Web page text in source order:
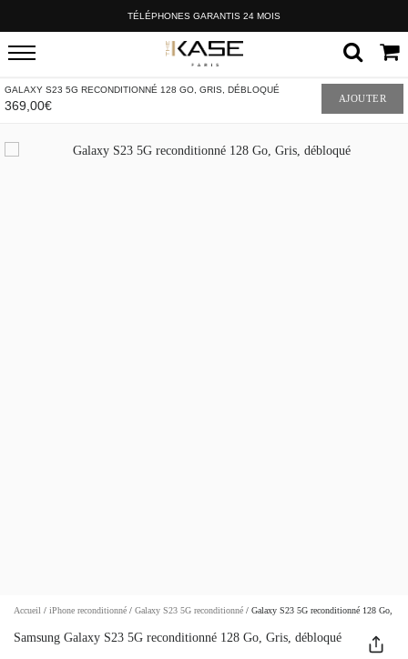
TÉLÉPHONES GARANTIS 24 MOIS
GALAXY S23 5G RECONDITIONNÉ 128 GO, GRIS, DÉBLOQUÉ
369,00€ AJOUTER
Accueil / iPhone reconditionné / Galaxy S23 5G reconditionné / Galaxy S23 5G reconditionné 128 Go,
Samsung Galaxy S23 5G reconditionné 128 Go, Gris, débloqué